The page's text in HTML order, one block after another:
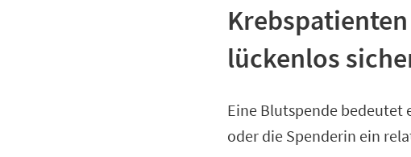
lückenlos
Eine Blutspende bedeutet
oder die Spenderin ein